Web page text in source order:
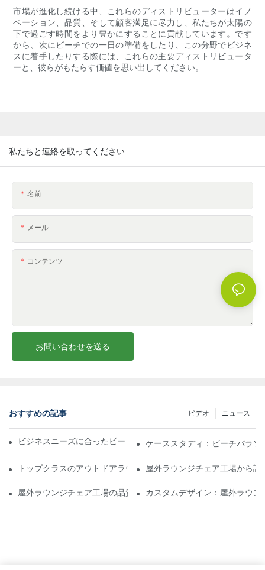
市場が進化し続ける中、これらのディストリビューターはイノ
ベーション、品質、そして顧客満足に尽力し、私たちが太陽の
下で過ごす時間をより豊かにすることに貢献しています。です
から、次にビーチでの一日の準備をしたり、この分野でビジネ
スに着手したりする際には、これらの主要ディストリビュータ
ーと、彼らがもたらす価値を思い出してください。
私たちと連絡を取ってください
名前
メール
コンテンツ
お問い合わせを送る
おすすめの記事 ニュース
ビデオ
ビジネスニーズに合ったビーチパラソル販売業者を見つける
ケーススタディ：ビーチパラ
トップクラスのアウトドアラウンジチェア工場に期待できること
屋外ラウンジチェア工場から調
屋外ラウンジチェア工場の品質評価方法カスタムデザイン：屋外ラウ